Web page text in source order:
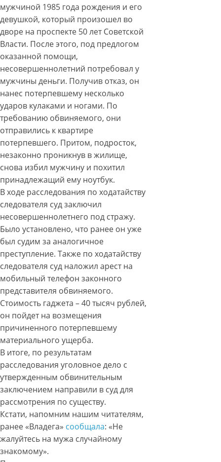
мужчиной 1985 года рождения и его
девушкой, который произошел во
дворе на проспекте 50 лет Советской
Власти. После этого, под предлогом
оказанной помощи,
несовершеннолетний потребовал у
мужчины деньги. Получив отказ, он
нанес потерпевшему несколько
ударов кулаками и ногами. По
требованию обвиняемого, они
отправились к квартире
потерпевшего. Притом, подросток,
незаконно проникнув в жилище,
снова избил мужчину и похитил
принадлежащий ему ноутбук.
В ходе расследования по ходатайству
следователя суд заключил
несовершеннолетнего под стражу.
Было установлено, что ранее он уже
был судим за аналогичное
преступление. Также по ходатайству
следователя суд наложил арест на
мобильный телефон законного
представителя обвиняемого.
Стоимость гаджета – 40 тысяч рублей,
он пойдет на возмещения
причиненного потерпевшему
материального ущерба.
В итоге, по результатам
расследования уголовное дело с
утвержденным обвинительным
заключением направили в суд для
рассмотрения по существу.
Кстати, напомним нашим читателям,
ранее «Владега» сообщала: «Не
жалуйтесь на мужа случайному
знакомому».